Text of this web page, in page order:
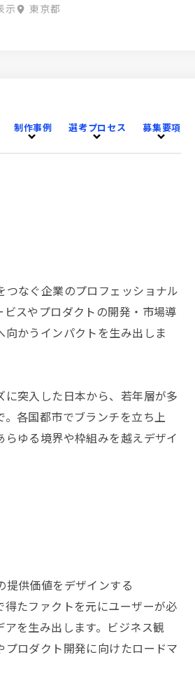
示 東京都
制作事例 選考プロセス 募集要項
なぐ企業のプロフェッショナル
スやプロダクトの開発・市場導
かうインパクトを生み出しま
突入した日本から、若年層が多
各国都市でブランチを立ち上
ゆる境界や枠組みを越えデザイ
提供価値をデザインする
たファクトを元にユーザーが必
を生み出します。ビジネス観
ロダクト開発に向けたロードマ